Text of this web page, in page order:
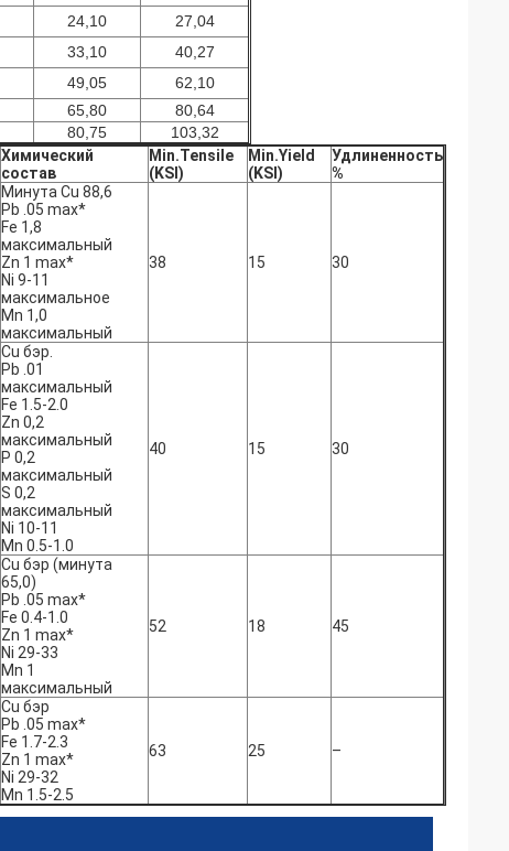
24,10
27,04
33,10
40,27
49,05
62,10
65,80
80,64
80,75
103,32
Химический
состав
Min.Tensile
(KSI)
Min.Yield
(KSI)
Удлиненность
%
Минута Cu 88,6
Pb .05 max*
Fe 1,8
максимальный
Zn 1 max*
Ni 9-11
максимальное
Mn 1,0
максимальный
38 15 30
Cu бэр.
Pb .01
максимальный
Fe 1.5-2.0
Zn 0,2
максимальный
P 0,2
максимальный
S 0,2
максимальный
Ni 10-11
Mn 0.5-1.0
40 15 30
Cu бэр (минута
65,0)
Pb .05 max*
Fe 0.4-1.0
Zn 1 max*
Ni 29-33
Mn 1
максимальный
52 18 45
Cu бэр
Pb .05 max*
Fe 1.7-2.3
Zn 1 max*
Ni 29-32
Mn 1.5-2.5
63 25 –